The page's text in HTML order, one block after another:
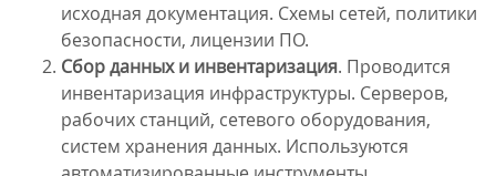
исходная документация. Схемы сетей, политики
безопасности, лицензии ПО.
Сбор данных и инвентаризация. Проводится
инвентаризация инфраструктуры. Серверов,
рабочих станций, сетевого оборудования,
систем хранения данных. Используются